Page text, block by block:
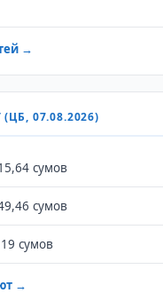
→
07.08.2026)
сумов
сумов
сумов
→